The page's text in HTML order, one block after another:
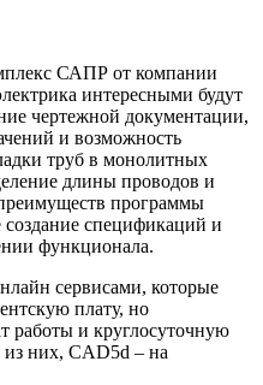
САПР от компании
интересными будут
чертежной документации,
и возможность
труб в монолитных
длины проводов и
программы
создание спецификаций и
функционала.
сервисами, которые
плату, но
работы и круглосуточную
из них, CAD5d – на